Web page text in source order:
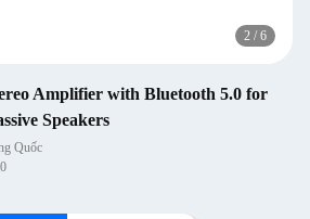
2 / 6
Amplifier with Bluetooth 5.0 for
Speakers
Quốc